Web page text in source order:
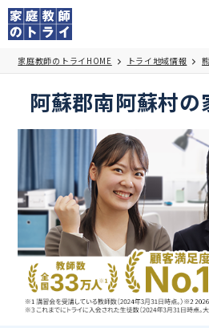
家庭教師のトライHOME トライ地域情報
阿蘇郡南阿蘇村の